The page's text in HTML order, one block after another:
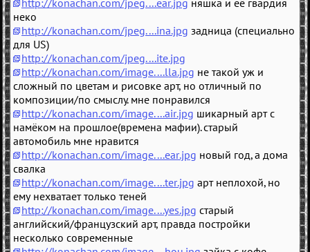
неко
http://konachan.com/jpeg....ina.jpg задница (специально
для US)
http://konachan.com/jpeg....ite.jpg
http://konachan.com/image....lla.jpg не такой уж и
сложный по цветам и рисовке арт, но отличный по
композиции/по смыслу. мне понравился
http://konachan.com/image....air.jpg шикарный арт с
намёком на прошлое(времена мафии). старый
автомобиль мне нравится
http://konachan.com/image....ear.jpg новый год, а дома
свалка
http://konachan.com/image....ter.jpg арт неплохой, но
ему нехватает только теней
http://konachan.com/image....yes.jpg старый
английский/французский арт, правда постройки
несколько современные